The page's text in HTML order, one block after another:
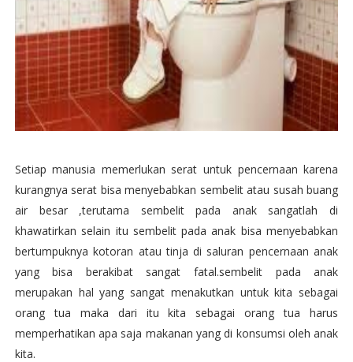
Setiap manusia memerlukan serat untuk pencernaan karena
kurangnya serat bisa menyebabkan sembelit atau susah buang
air besar ,terutama sembelit pada anak sangatlah di
khawatirkan selain itu sembelit pada anak bisa menyebabkan
bertumpuknya kotoran atau tinja di saluran pencernaan anak
yang bisa berakibat sangat fatal.sembelit pada anak
merupakan hal yang sangat menakutkan untuk kita sebagai
orang tua maka dari itu kita sebagai orang tua harus
memperhatikan apa saja makanan yang di konsumsi oleh anak
kita.